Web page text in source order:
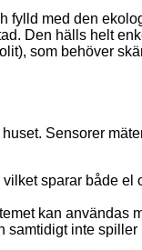
fylld med den
Den hälls helt
som behöver
Sensorer
sparar både
kan
samtidigt inte